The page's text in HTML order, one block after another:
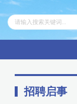
招聘启事